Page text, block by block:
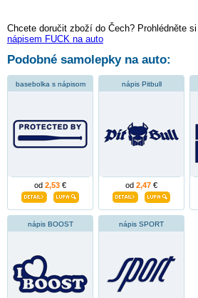
Chcete doručit zboží do Čech? Prohlédněte
nápisem FUCK na auto
Podobné samolepky na auto:
basebolka s nápisom
od 2,53 €
nápis Pitbull
od 2,47 €
nápis BOOST nápis SPORT